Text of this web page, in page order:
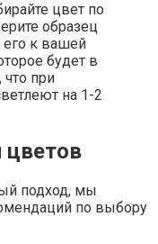
цвет по
образец
к вашей
будет в
что при
на 1-2
цветов
подход, мы
по выбору